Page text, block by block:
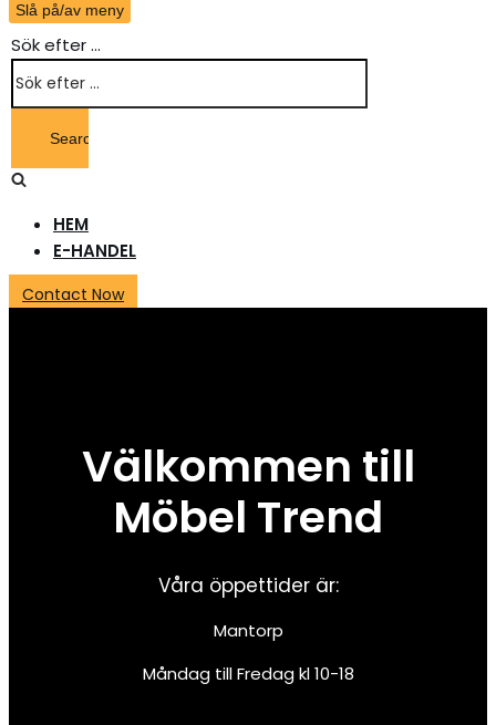
Slå på/av meny
Sök efter …
HEM
E-HANDEL
Contact Now
Välkommen till
Möbel Trend
Våra öppettider är:
Mantorp
Måndag till Fredag kl 10-18